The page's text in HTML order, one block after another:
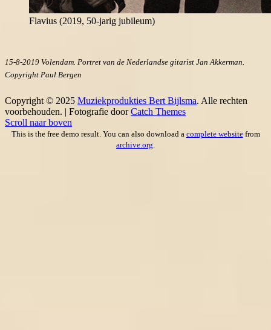
Flavius (2019, 50-jarig jubileum)
15-8-2019 Volendam. Portret van de Nederlandse gitarist Jan Akkerman.
Copyright Paul Bergen
Copyright © 2025 Muziekprodukties Bert Bijlsma. Alle rechten
voorbehouden. | Fotografie doorCatch Themes
Scroll naar boven
This is the free demo result. You can also download a complete websitefrom
archive.org.